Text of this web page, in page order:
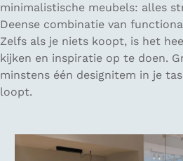
minimalistische meubels: alles
Deense combinatie van
Zelfs als je niets koopt, is het
kijken en inspiratie op te doen.
minstens één designitem in je
loopt.